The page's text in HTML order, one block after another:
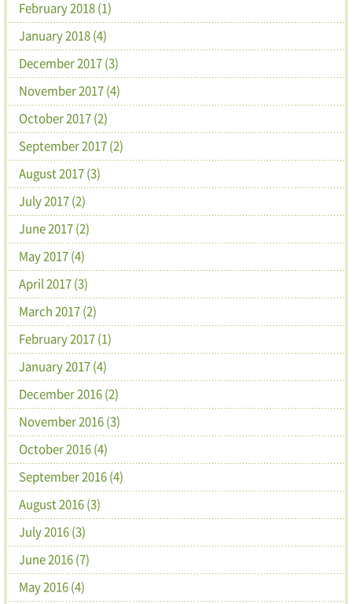
February 2018 (1)
January 2018 (4)
December 2017 (3)
November 2017 (4)
October 2017 (2)
September 2017 (2)
August 2017 (3)
July 2017 (2)
June 2017 (2)
May 2017 (4)
April 2017 (3)
March 2017 (2)
February 2017 (1)
January 2017 (4)
December 2016 (2)
November 2016 (3)
October 2016 (4)
September 2016 (4)
August 2016 (3)
July 2016 (3)
June 2016 (7)
May 2016 (4)